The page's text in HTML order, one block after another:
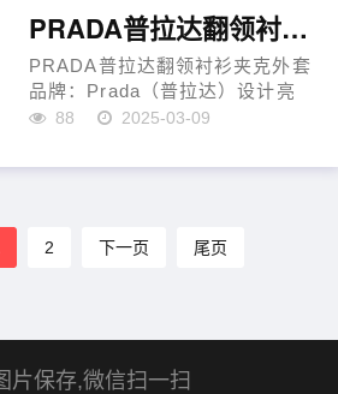
与优雅。高端材质：采用欧洲进
口原...
PRADA普拉达翻领衬衫夹克外套
PRADA普拉达翻领衬衫夹克外套
品牌：Prada（普拉达）设计亮
点：采用定制棉质面料，质感舒
牌标志点缀独特翻领设计，时尚
88 2025-03-09
2 下一页 尾页
片保存,微信扫一扫